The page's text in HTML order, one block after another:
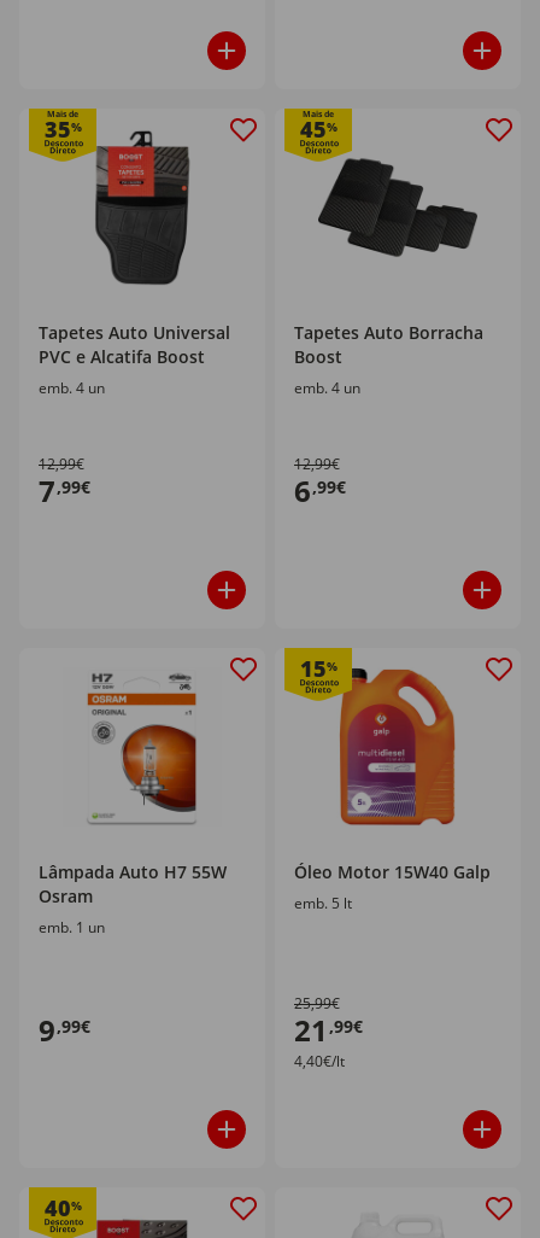
Mais de
35%
Tapetes Auto Universal
PVC e Alcatifa Boost
emb. 4 un
12,99€
7,99€
Mais de
45%
Tapetes Auto Borracha
Boost
emb. 4 un
12,99€
6,99€
Lâmpada Auto H7 55W
Osram
emb. 1 un
9,99€
15%
Óleo Motor 15W40 Galp
emb. 5 lt
25,99€
21 ,99€
4,40€/lt
40%